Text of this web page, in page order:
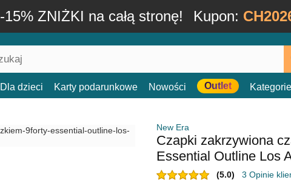
-15% ZNIŻKI na całą stronę! Kupon:
Dla dzieci Karty podarunkowe Nowości Outlet Kategorie
New Era
Czapki zakrzywiona
Essential Outline Los
(5.0) 3 Opinie